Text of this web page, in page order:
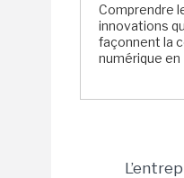
Comprendre
innovations
façonnent la
numérique en